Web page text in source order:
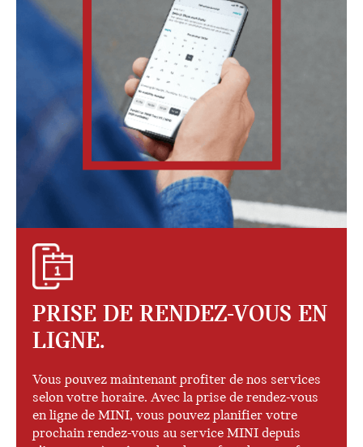
PRISE DE RENDEZ-VOUS EN
LIGNE.
Vous pouvez maintenant profiter de nos services
selon votre horaire. Avec la prise de rendez-vous
en ligne de MINI, vous pouvez planifier votre
prochain rendez-vous au service MINI depuis